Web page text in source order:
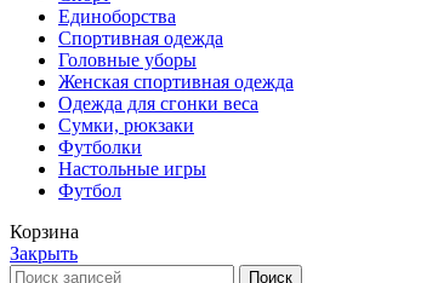
Единоборства
Cпортивная одежда
Головные уборы
Женская спортивная одежда
Одежда для сгонки веса
Сумки, рюкзаки
Футболки
Настольные игры
Футбол
Корзина
Закрыть
Поиск